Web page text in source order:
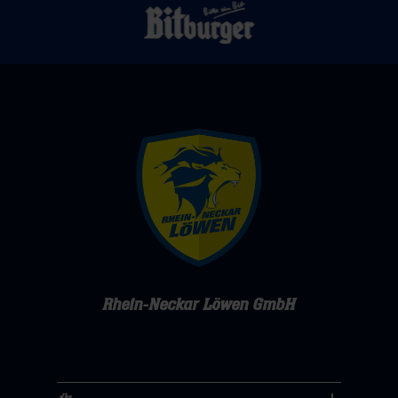
Rhein-Neckar Löwen GmbH